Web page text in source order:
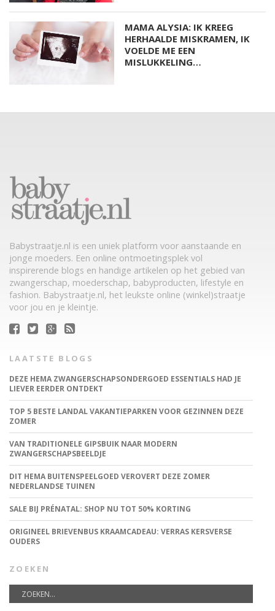
MAMA ALYSIA: IK KREEG
HERHAALDE MISKRAMEN, IK
VOELDE ME EEN
MISLUKKELING…
Babystraatje.nl is een uniek platform voor aanstaande en
jonge moeders. Een online ontmoetingsplek vol
inspirerende blogs en handige artikelen op het gebied van
zwangerschap, moederschap, babyproducten, lifestyle en
fashion. Babystraatje.nl, het leukste online (winkel)straatje
voor jou en je kleintje.
LAATSTE BLOGS
DEZE HEMA ZWANGERSCHAPSONDERGOED ESSENTIALS HAD JE
LIEVER EERDER ONTDEKT
TOP 5 BESTE LANDAL VAKANTIEPARKEN VOOR GEZINNEN DEZE
ZOMER
VAN TRADITIONELE GIPSBUIK NAAR MODERN
ZWANGERSCHAPSBEELDJE
DIT HEMA BUITENSPEELGOED VEROVERT DEZE ZOMER
NEDERLANDSE TUINEN
SALE BIJ PRÉNATAL: SHOP NU TOT 50% KORTING
ORIGINEEL BRIEVENBUS KRAAMCADEAU: VERRAS KERSVERSE
OUDERS
ZOEKEN